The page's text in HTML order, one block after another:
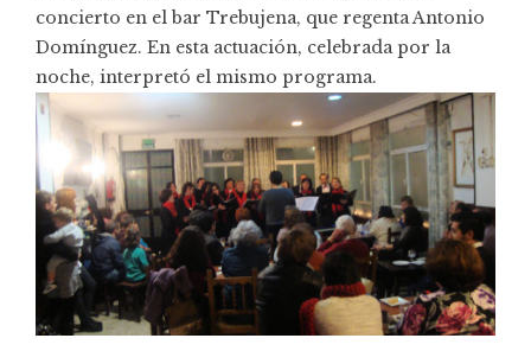
concierto en el bar Trebujena, que regenta Antonio
Domínguez. En esta actuación, celebrada por la
noche, interpretó el mismo programa.